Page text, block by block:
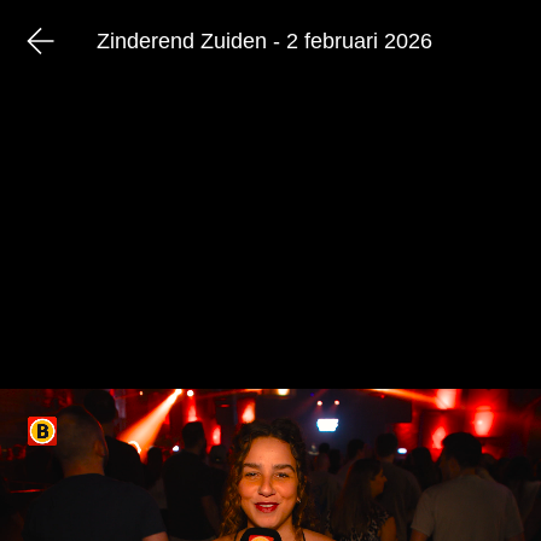
Zinderend Zuiden - 2 februari 2026